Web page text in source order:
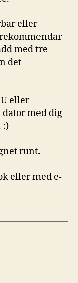
eller
med tre
det
eller
dator med dig
:)
runt.
eller med e-